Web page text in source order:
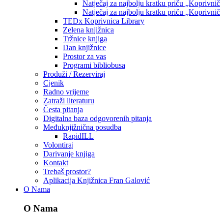
Natječaj za najbolju kratku priču
Natječaj za najbolju kratku priču
TEDx Koprivnica Library
Zelena knjižnica
Tržnice knjiga
Dan knjižnice
Prostor za vas
Programi bibliobusa
Produži / Rezerviraj
Cjenik
Radno vrijeme
Zatraži literaturu
Česta pitanja
Digitalna baza odgovorenih pitanja
Međuknjižnična posudba
RapidILL
Volontiraj
Darivanje knjiga
Kontakt
Trebaš prostor?
Aplikacija Knjižnica Fran Galović
O Nama
O Nama